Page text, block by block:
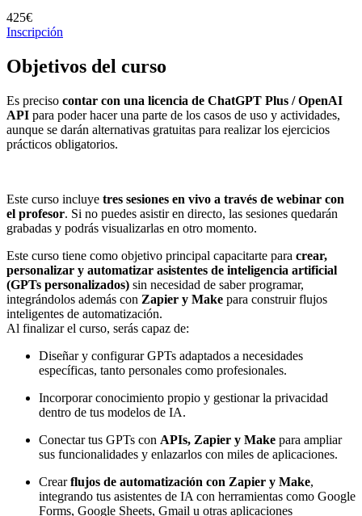
425€
Inscripción
Objetivos del curso
Es preciso contar con una licencia de ChatGPT Plus / OpenAI
API para poder hacer una parte de los casos de uso y actividades,
aunque se darán alternativas gratuitas para realizar los ejercicios
prácticos obligatorios.
Este curso incluye tres sesiones en vivo a través de webinar con
el profesor. Si no puedes asistir en directo, las sesiones quedarán
grabadas y podrás visualizarlas en otro momento.
Este curso tiene como objetivo principal capacitarte para crear,
personalizar y automatizar asistentes de inteligencia artificial
(GPTs personalizados) sin necesidad de saber programar,
integrándolos además con Zapier y Make para construir flujos
inteligentes de automatización.
Al finalizar el curso, serás capaz de:
Diseñar y configurar GPTs adaptados a necesidades
específicas, tanto personales como profesionales.
Incorporar conocimiento propio y gestionar la privacidad
dentro de tus modelos de IA.
Conectar tus GPTs con APIs, Zapier y Make para ampliar
sus funcionalidades y enlazarlos con miles de aplicaciones.
Crearflujos de automatización con Zapier y Make,
integrando tus asistentes de IA con herramientas como Google
Forms, Google Sheets, Gmail u otras aplicaciones